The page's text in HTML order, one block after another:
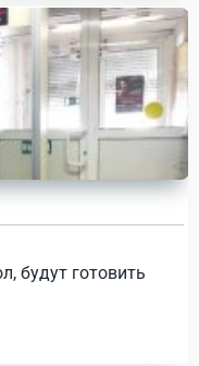
будут готовить